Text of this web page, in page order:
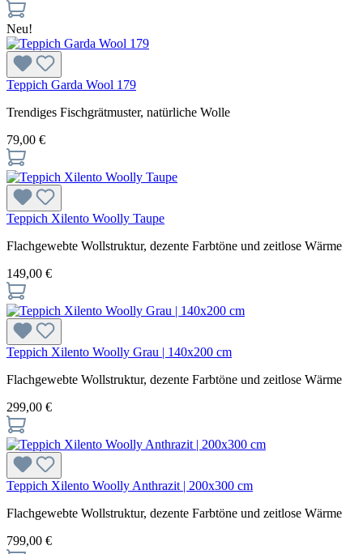
Neu!
Teppich Garda Wool 179
Trendiges Fischgrätmuster, natürliche Wolle
79,00 €
Teppich Xilento Woolly Taupe
Flachgewebte Wollstruktur, dezente Farbtöne und zeitlose Wärme
149,00 €
Teppich Xilento Woolly Grau | 140x200 cm
Flachgewebte Wollstruktur, dezente Farbtöne und zeitlose Wärme
299,00 €
Teppich Xilento Woolly Anthrazit | 200x300 cm
Flachgewebte Wollstruktur, dezente Farbtöne und zeitlose Wärme
799,00 €